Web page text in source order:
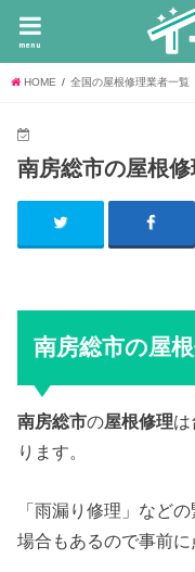
menu
HOME 全国の屋根修理業者一覧
南房総市の屋根
南房総市の屋
南房総市の屋根修理は
ります。
「雨漏り修理」など
場合もあるので事前に